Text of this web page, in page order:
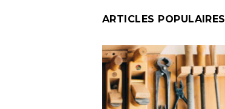
ARTICLES POPULAIRES